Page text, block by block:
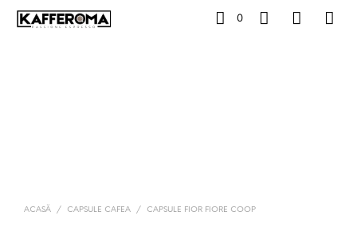
0
ACASĂ / CAPSULE CAFEA / CAPSULE FIOR FIORE COOP